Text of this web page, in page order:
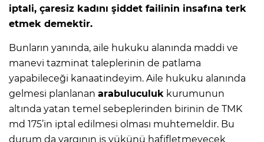
iptali, çaresiz kadını şiddet failinin insafına terk
etmek demektir.
Bunların yanında, aile hukuku alanında maddi ve
manevi tazminat taleplerinin de patlama
yapabileceği kanaatindeyim. Aile hukuku alanında
gelmesi planlanan arabuluculuk kurumunun
altında yatan temel sebeplerinden birinin de TMK
md 175’in iptal edilmesi olması muhtemeldir. Bu
durum da yargının iş yükünü hafifletmeyecek